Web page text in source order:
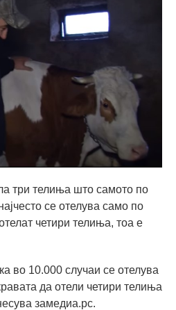
три телиња што самото по
се отелува само по
четири телиња, тоа е
во 10.000 случаи се отелува
да отели четири телиња
замедиа.рс.